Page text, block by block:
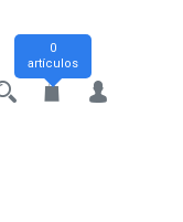
0
artículos